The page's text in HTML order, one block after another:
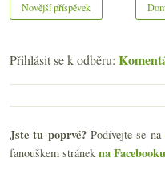
Novější příspěvek
Přihlásit se k odběru:
Jste tu poprvé?Podívejte se na
fanouškem stránek na Facebooku